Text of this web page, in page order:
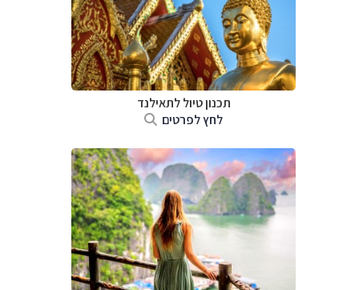
תכנון טיול לתאילנד
לחץ לפרטים